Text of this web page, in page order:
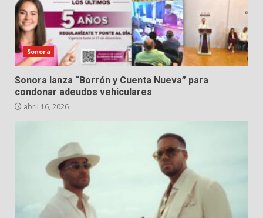
Sonora
Sonora lanza “Borrón y Cuenta Nueva” para
condonar adeudos vehiculares
abril 16, 2026